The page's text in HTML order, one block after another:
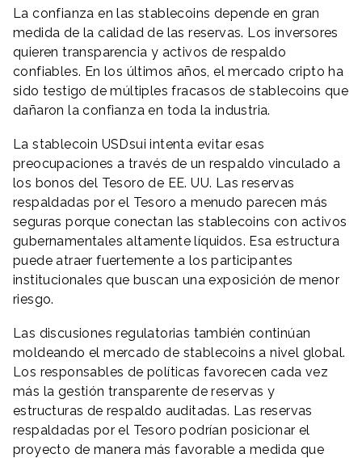
La confianza en las stablecoins depende en gran
medida de la calidad de las reservas. Los inversores
quieren transparencia y activos de respaldo
confiables. En los últimos años, el mercado cripto ha
sido testigo de múltiples fracasos de stablecoins que
dañaron la confianza en toda la industria.
La stablecoin USDsui intenta evitar esas
preocupaciones a través de un respaldo vinculado a
los bonos del Tesoro de EE. UU. Las reservas
respaldadas por el Tesoro a menudo parecen más
seguras porque conectan las stablecoins con activos
gubernamentales altamente líquidos. Esa estructura
puede atraer fuertemente a los participantes
institucionales que buscan una exposición de menor
riesgo.
Las discusiones regulatorias también continúan
moldeando el mercado de stablecoins a nivel global.
Los responsables de políticas favorecen cada vez
más la gestión transparente de reservas y
estructuras de respaldo auditadas. Las reservas
respaldadas por el Tesoro podrían posicionar el
proyecto de manera más favorable a medida que